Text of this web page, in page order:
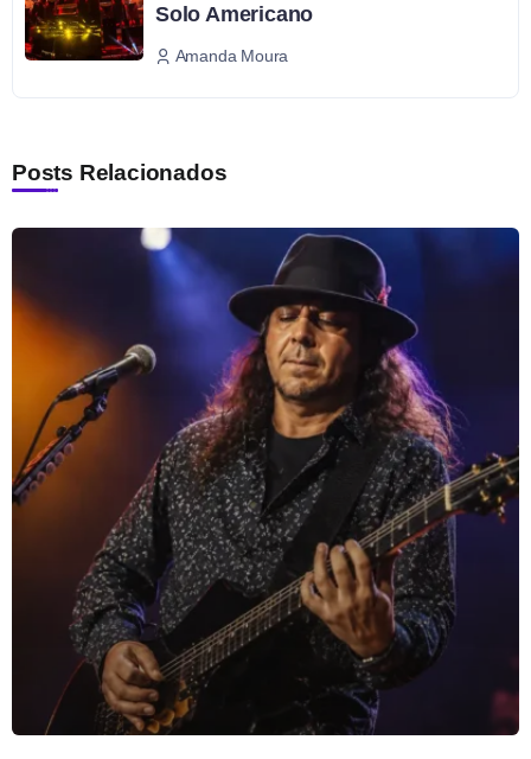
Solo Americano
Amanda Moura
Posts Relacionados